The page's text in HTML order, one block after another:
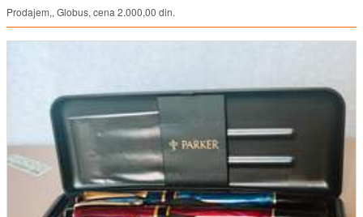
Prodajem,, Globus, cena 2.000,00 din.